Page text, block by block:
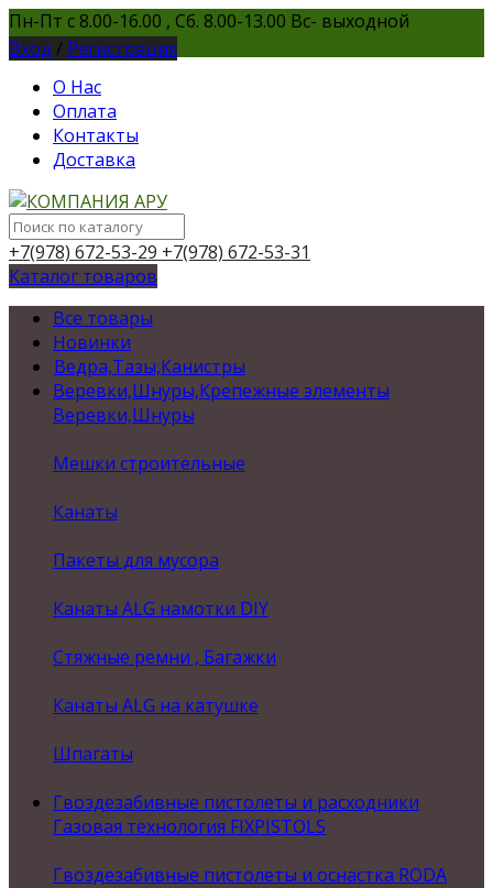
Пн-Пт с 8.00-16.00 , Сб. 8.00-13.00 Вс- выходной
Вход / Регистрация
О Нас
Оплата
Контакты
Доставка
+7(978) 672-53-29 +7(978) 672-53-31
Каталог товаров
Все товары
Новинки
Ведра,Тазы,Канистры
Веревки,Шнуры,Крепежные элементы
Веревки,Шнуры
Мешки строительные
Канаты
Пакеты для мусора
Канаты ALG намотки DIY
Стяжные ремни , Багажки
Канаты ALG на катушке
Шпагаты
Гвоздезабивные пистолеты и расходники
Газовая технология FIXPISTOLS
Гвоздезабивные пистолеты и оснастка RODA